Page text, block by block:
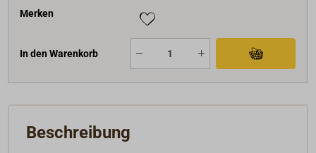
Merken
In den Warenkorb
Beschreibung